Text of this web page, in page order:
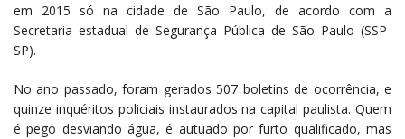
em 2015 só na cidade de São Paulo, de acordo com a
Secretaria estadual de Segurança Pública de São Paulo (SSP-
SP).
No ano passado, foram gerados 507 boletins de ocorrência, e
quinze inquéritos policiais instaurados na capital paulista. Quem
é pego desviando água, é autuado por furto qualificado, mas